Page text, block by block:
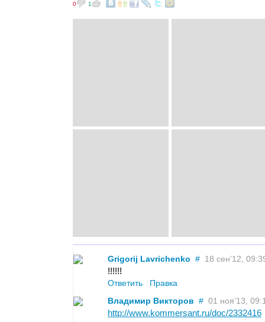
0 1
Grigorij Lavrichenko # 18 сен’12,
!!!!!!
Ответить
Правка
Владимир Викторов # 01 ноя’13,
http://www.kommersant.ru/doc/2332416